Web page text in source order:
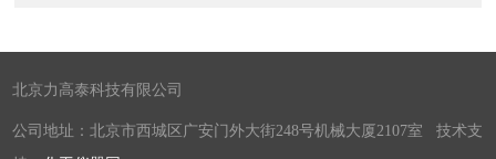
北京力高泰科技有限公司
公司地址：北京市西城区广安门外大街248号机械大厦2107室 技术支